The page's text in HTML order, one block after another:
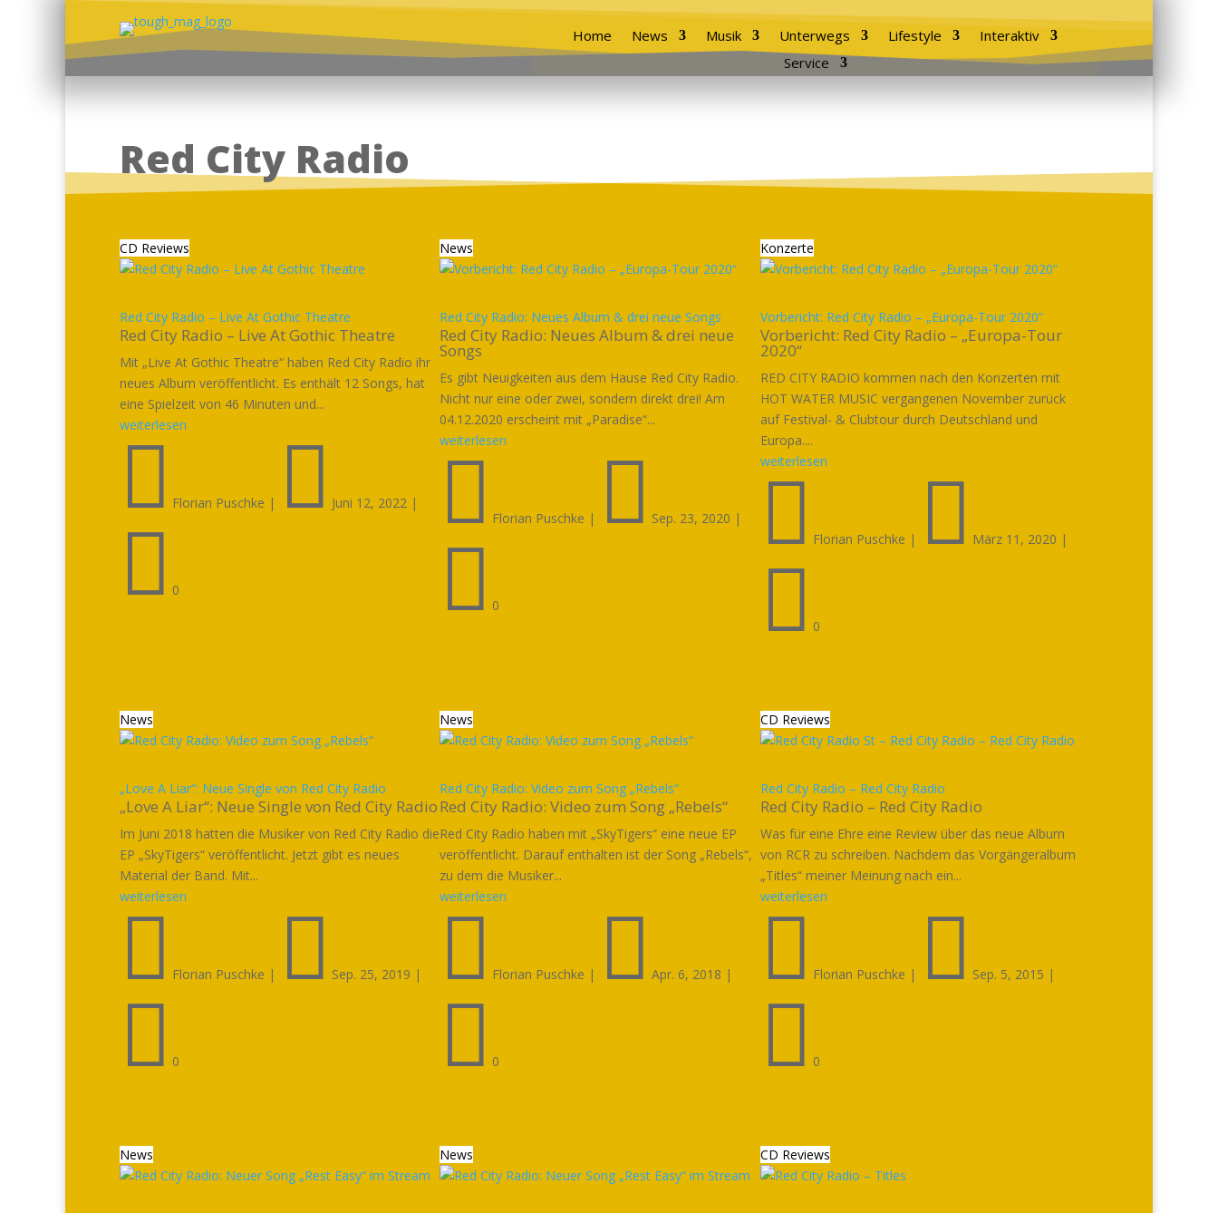
Home News Musik Unterwegs Lifestyle
Interaktiv
Service
Red City Radio
CD Reviews
Red City Radio – Live At Gothic Theatre
Red City Radio – Live At Gothic Theatre
Mit „Live At Gothic Theatre“ haben Red City Radio ihr
neues Album veröffentlicht. Es enthält 12 Songs, hat
eine Spielzeit von 46 Minuten und...
weiterlesen
 Florian Puschke |  Juni 12, 2022 |
 0
News
Red City Radio: Neues Album & drei neue Songs
Red City Radio: Neues Album & drei neue
Songs
Es gibt Neuigkeiten aus dem Hause Red City Radio.
Nicht nur eine oder zwei, sondern direkt drei! Am
04.12.2020 erscheint mit „Paradise“...
weiterlesen
 Florian Puschke |  Sep. 23, 2020 |
 0
Konzerte
Vorbericht: Red City Radio – „Europa-Tour 2020“
Vorbericht: Red City Radio – „Europa-Tour
2020“
RED CITY RADIO kommen nach den Konzerten mit
HOT WATER MUSIC vergangenen November zurück
auf Festival- & Clubtour durch Deutschland und
Europa....
weiterlesen
 Florian Puschke |  März 11, 2020 |
 0
News
„Love A Liar“: Neue Single von Red City Radio
„Love A Liar“: Neue Single von Red City Radio
Im Juni 2018 hatten die Musiker von Red City Radio die
EP „SkyTigers“ veröffentlicht. Jetzt gibt es neues
Material der Band. Mit...
weiterlesen
 Florian Puschke |  Sep. 25, 2019 |
 0
News
Red City Radio: Video zum Song „Rebels“
Red City Radio: Video zum Song „Rebels“
Red City Radio haben mit „SkyTigers“ eine neue EP
veröffentlicht. Darauf enthalten ist der Song „Rebels“,
zu dem die Musiker...
weiterlesen
 Florian Puschke | Apr. 6, 2018 |
 0
CD Reviews
Red City Radio – Red City Radio
Red City Radio – Red City Radio
Was für eine Ehre eine Review über das neue Album
von RCR zu schreiben. Nachdem das Vorgängeralbum
„Titles“ meiner Meinung nach ein...
weiterlesen
 Florian Puschke |  Sep. 5, 2015 |
 0
News News CD Reviews